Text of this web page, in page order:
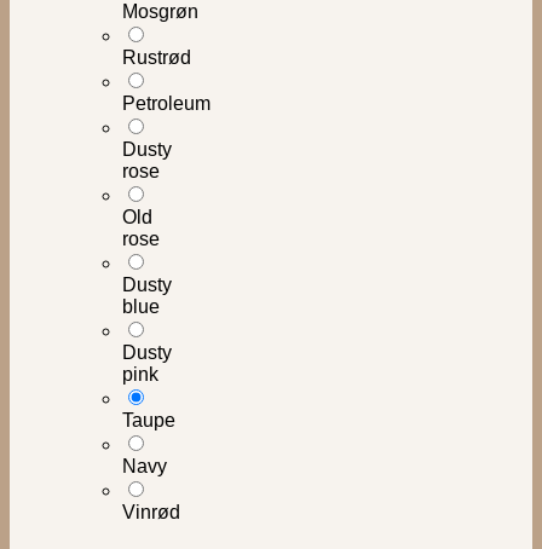
Mosgrøn
Rustrød
Petroleum
Dusty
rose
Old
rose
Dusty
blue
Dusty
pink
Taupe
Navy
Vinrød